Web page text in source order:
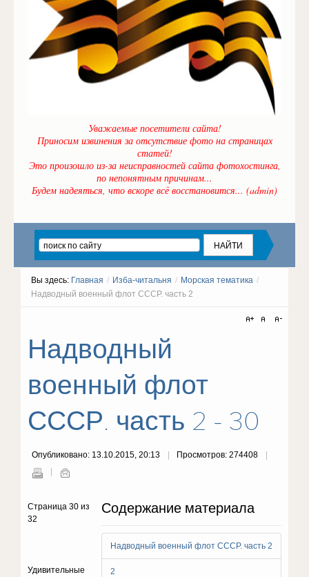
Уважаемые посетители сайта!
Приносим извинения за отсутствие фото на страницах
статей!
Это произошло из-за неисправностей сайта фотохостинга,
по непонятным причинам...
Будем надеяться, что вскоре всё восстановится... (admin)
Вы здесь: Главная / Изба-читальня / Морская тематика /
Надводный военный флот СССР. часть 2
Надводный
военный флот
СССР. часть 2 - 30
Опубликовано: 13.10.2015, 20:13 Просмотров: 274408
Содержание материала
Надводный военный флот СССР. часть 2
2
Страница 30 из
32
Удивительные